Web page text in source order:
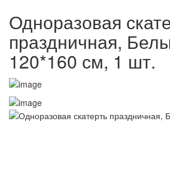
Одноразовая
праздничная,
120*160 см, 1 шт.